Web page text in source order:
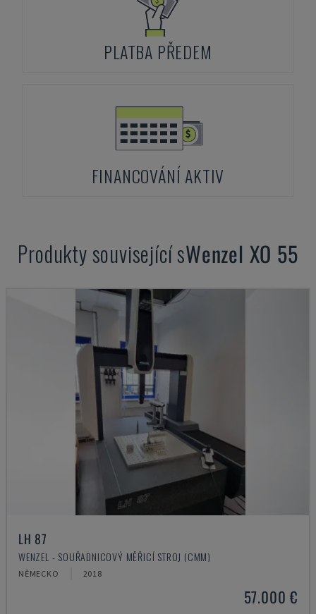
PLATBA PŘEDEM
FINANCOVÁNÍ AKTIV
Produkty související sWenzel XO 55
LH 87
WENZEL - SOUŘADNICOVÝ MĚŘICÍ STROJ (CMM)
NĚMECKO 2018
57.000 €